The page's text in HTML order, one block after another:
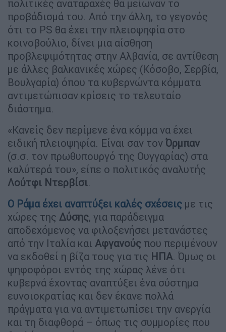
πολιτικές αναταραχές θα μείωναν το
προβάδισμά του. Από την άλλη, το γεγονός
ότι το PS θα έχει την πλειοψηφία στο
κοινοβούλιο, δίνει μια αίσθηση
προβλεψιμότητας στην Αλβανία, σε αντίθεση
με άλλες βαλκανικές χώρες (Κόσοβο, Σερβία,
Βουλγαρία) όπου τα κυβερνώντα κόμματα
αντιμετώπισαν κρίσεις το τελευταίο
διάστημα.
«Κανείς δεν περίμενε ένα κόμμα να έχει
ειδική πλειοψηφία. Είναι σαν τον Όρμπαν
(σ.σ. τον πρωθυπουργό της Ουγγαρίας) στα
καλύτερά του», είπε ο πολιτικός αναλυτής
Λούτφι Ντερβίσι.
Ο Ράμαέχει αναπτύξει καλές σχέσεις με τις
χώρες της Δύσης, για παράδειγμα
αποδεχόμενος να φιλοξενήσει μετανάστες
από την Ιταλία και Αφγανούς που περιμένουν
να εκδοθεί η βίζα τους για τις ΗΠΑ. Όμως οι
ψηφοφόροι εντός της χώρας λένε ότι
κυβερνά έχοντας αναπτύξει ένα σύστημα
ευνοιοκρατίας και δεν έκανε πολλά
πράγματα για να αντιμετωπίσει την ανεργία
και τη διαφθορά – όπως τις συμμορίες που